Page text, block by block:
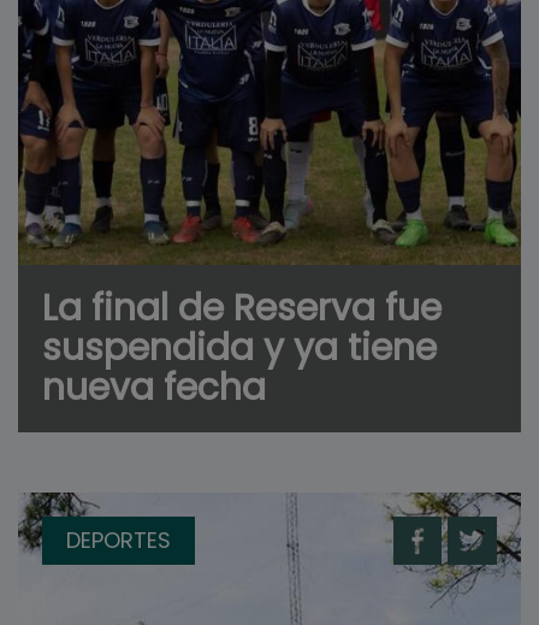
La final de Reserva fue
suspendida y ya tiene
nueva fecha
DEPORTES